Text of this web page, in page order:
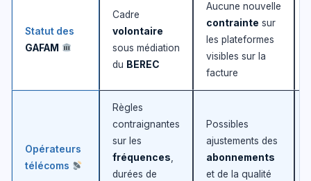
Statut des
GAFAM
Cadre
volontaire
sous médiation
du BEREC
Aucune nouvelle
contrainte sur
les plateformes
visibles sur la
facture
Opérateurs
télécoms
Règles
contraignantes
sur les
fréquences
durées de
Possibles
ajustements des
abonnements
et de la qualité